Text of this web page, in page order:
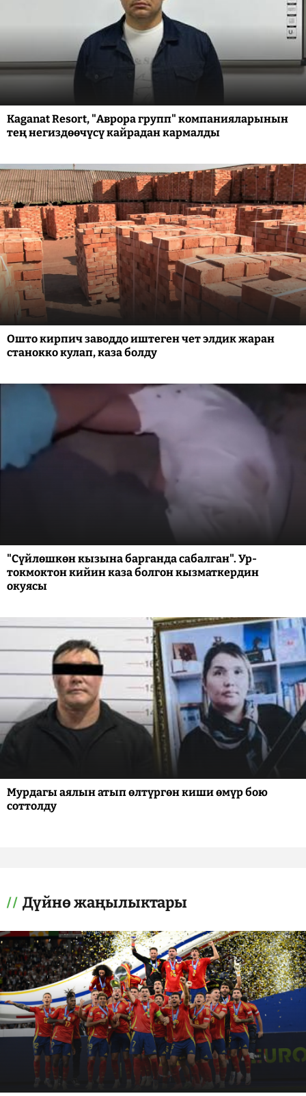
Kaganat Resort, "Аврора групп" компанияларынын
тең негиздөөчүсү кайрадан кармалды
Ошто кирпич заводдо иштеген чет элдик жаран
станокко кулап, каза болду
"Сүйлөшкөн кызына барганда сабалган". Ур-
токмоктон кийин каза болгон кызматкердин
окуясы
Мурдагы аялын атып өлтүргөн киши өмүр бою
соттолду
Дүйнө жаңылыктары